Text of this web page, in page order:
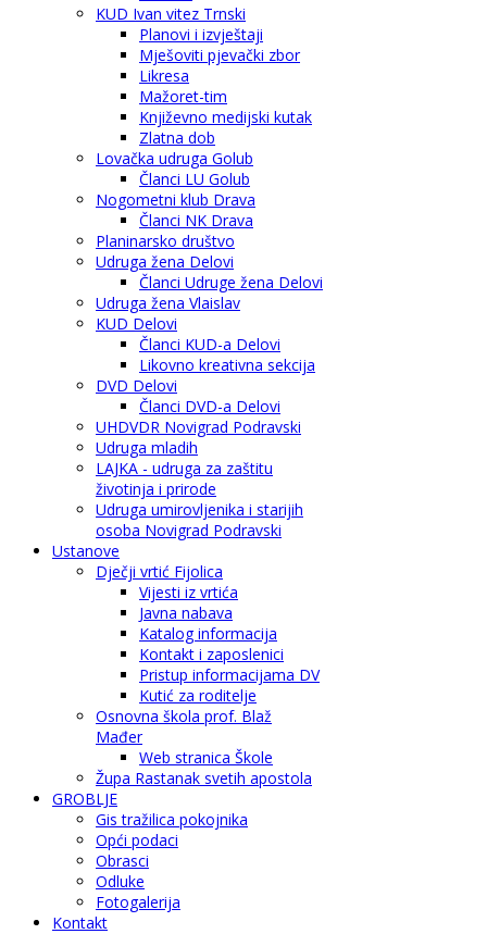
KUD Ivan vitez Trnski
Planovi i izvještaji
Mješoviti pjevački zbor
Likresa
Mažoret-tim
Književno medijski kutak
Zlatna dob
Lovačka udruga Golub
Članci LU Golub
Nogometni klub Drava
Članci NK Drava
Planinarsko društvo
Udruga žena Delovi
Članci Udruge žena Delovi
Udruga žena Vlaislav
KUD Delovi
Članci KUD-a Delovi
Likovno kreativna sekcija
DVD Delovi
Članci DVD-a Delovi
UHDVDR Novigrad Podravski
Udruga mladih
LAJKA - udruga za zaštitu
životinja i prirode
Udruga umirovljenika i starijih
osoba Novigrad Podravski
Ustanove
Dječji vrtić Fijolica
Vijesti iz vrtića
Javna nabava
Katalog informacija
Kontakt i zaposlenici
Pristup informacijama DV
Kutić za roditelje
Osnovna škola prof. Blaž
Mađer
Web stranica Škole
Župa Rastanak svetih apostola
GROBLJE
Gis tražilica pokojnika
Opći podaci
Obrasci
Odluke
Fotogalerija
Kontakt